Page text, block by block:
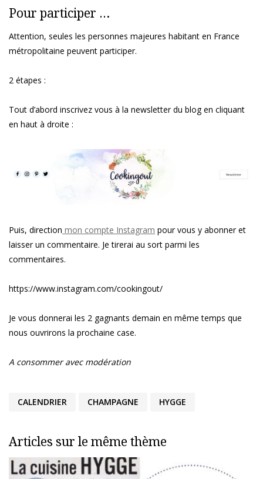
Pour participer …
Attention, seules les personnes majeures habitant en France
métropolitaine peuvent participer.
2 étapes :
Tout d’abord inscrivez vous à la newsletter du blog en cliquant
en haut à droite :
Puis, direction mon compte Instagram pour vous y abonner et
laisser un commentaire. Je tirerai au sort parmi les
commentaires.
https://www.instagram.com/cookingout/
Je vous donnerai les 2 gagnants demain en même temps que
nous ouvrirons la prochaine case.
A consommer avec modération
CALENDRIER CHAMPAGNE HYGGE
Articles sur le même thème